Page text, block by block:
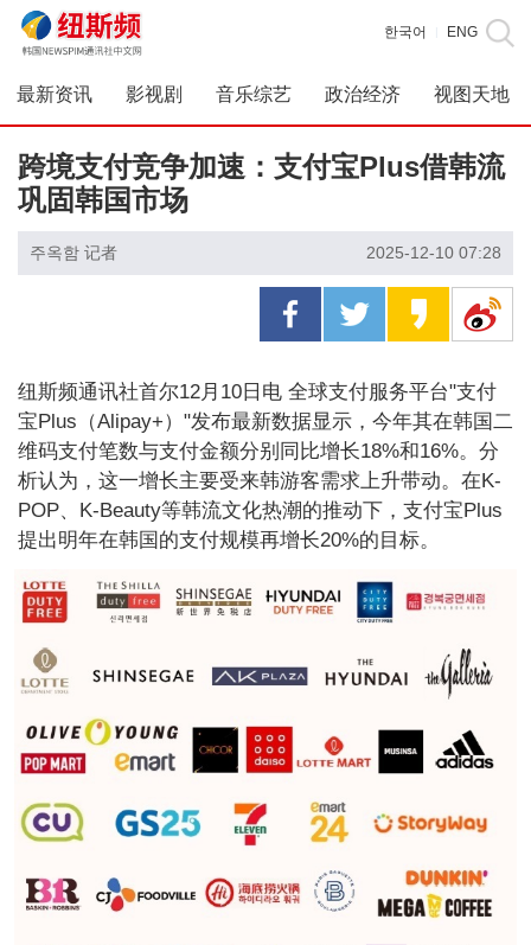
한국어 ENG
最新资讯 影视剧 音乐综艺 政治经济 视图天地
跨境支付竞争加速：支付宝Plus借韩流
巩固韩国市场
주옥함 记者 2025-12-10 07:28
纽斯频通讯社首尔12月10日电 全球支付服务平台"支付
宝Plus（Alipay+）"发布最新数据显示，今年其在韩国二
维码支付笔数与支付金额分别同比增长18%和16%。分
析认为，这一增长主要受来韩游客需求上升带动。在K-
POP、K-Beauty等韩流文化热潮的推动下，支付宝Plus
提出明年在韩国的支付规模再增长20%的目标。